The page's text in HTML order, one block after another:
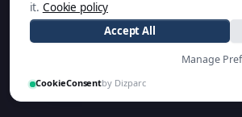
it. Cookie policy
Accept All
Manage
CookieConsentby Dizparc